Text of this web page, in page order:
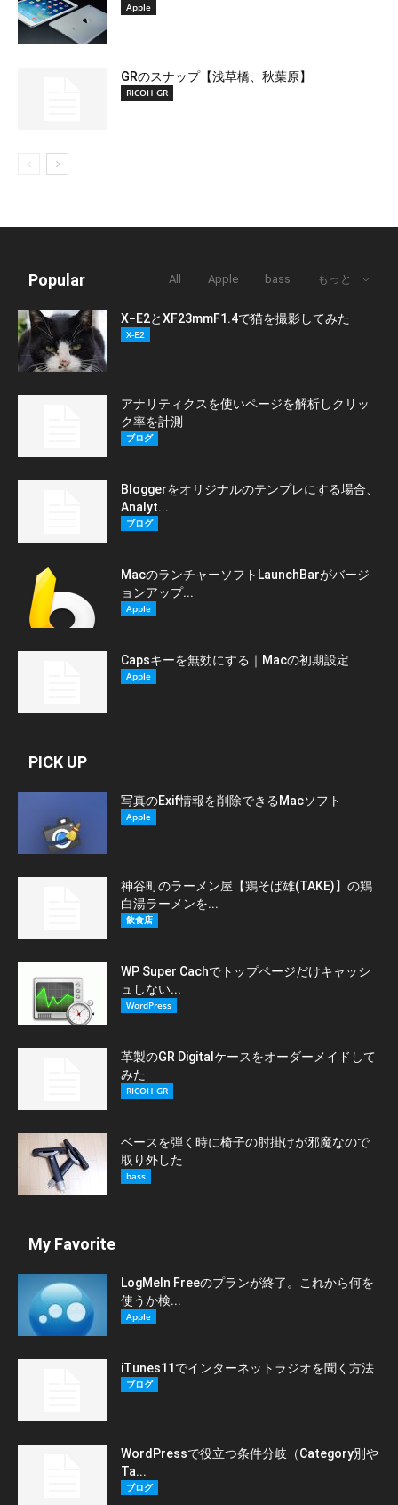
Apple
GRのスナップ【浅草橋、秋葉原】
RICOH GR
Popular All Apple bass もっと
X−E2とXF23mmF1.4で猫を撮影してみた
X-E2
アナリティクスを使いページを解析しクリッ
ク率を計測
ブログ
Bloggerをオリジナルのテンプレにする場合、
Analyt...
ブログ
MacのランチャーソフトLaunchBarがバージ
ョンアップ...
Apple
Capsキーを無効にする｜Macの初期設定
Apple
PICK UP
写真のExif情報を削除できるMacソフト
Apple
神谷町のラーメン屋【鶏そば雄(TAKE)】の鶏
白湯ラーメンを...
飲食店
WP Super Cachでトップページだけキャッシ
ュしない...
WordPress
革製のGR Digitalケースをオーダーメイドして
みた
RICOH GR
ベースを弾く時に椅子の肘掛けが邪魔なので
取り外した
bass
My Favorite
LogMeIn Freeのプランが終了。これから何を
使うか検...
Apple
iTunes11でインターネットラジオを聞く方法
ブログ
WordPressで役立つ条件分岐（Category別や
Ta...
ブログ